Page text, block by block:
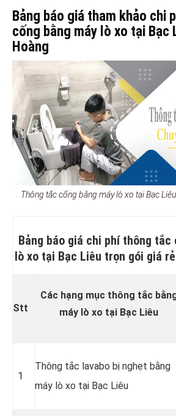
Bảng báo giá tham khảo chi
cống bằng máy lò xo tại Bạc
Hoàng
Thông tắc cống bằng máy lò xo tại Bạc
Bảng báo giá chi phí thông tắc
lò xo tại Bạc Liêu trọn gói giá
Stt
Các hạng mục thông tắc
máy lò xo tại Bạc Liêu
1
Thông tắc lavabo bị nghẹt bằng
máy lò xo tại Bạc Liêu